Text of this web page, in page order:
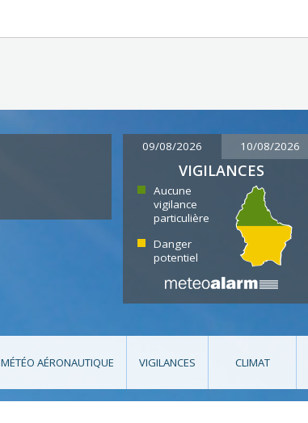
09/08/2026 10/08/2026
VIGILANCES
Aucune
vigilance
particulière
Danger
potentiel
MÉTÉO AÉRONAUTIQUE VIGILANCES CLIMAT